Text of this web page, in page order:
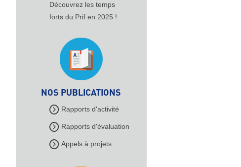
Découvrez les temps
forts du Prif en 2025 !
NOS PUBLICATIONS
Rapports d'activité
Rapports d'évaluation
Appels à projets